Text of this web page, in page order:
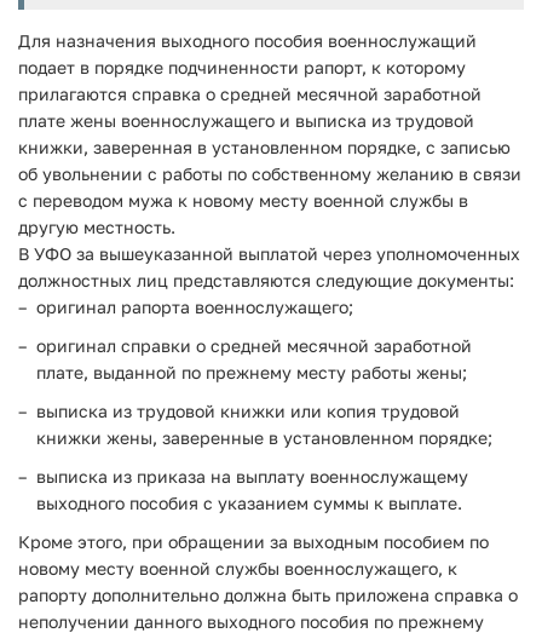
Для назначения выходного пособия военнослужащий
подает в порядке подчиненности рапорт, к которому
прилагаются справка о средней месячной заработной
плате жены военнослужащего и выписка из трудовой
книжки, заверенная в установленном порядке, с записью
об увольнении с работы по собственному желанию в связи
с переводом мужа к новому месту военной службы в
другую местность.
В УФО за вышеуказанной выплатой через уполномоченных
должностных лиц представляются следующие документы:
оригинал рапорта военнослужащего;
оригинал справки о средней месячной заработной
плате, выданной по прежнему месту работы жены;
выписка из трудовой книжки или копия трудовой
книжки жены, заверенные в установленном порядке;
выписка из приказа на выплату военнослужащему
выходного пособия с указанием суммы к выплате.
Кроме этого, при обращении за выходным пособием по
новому месту военной службы военнослужащего, к
рапорту дополнительно должна быть приложена справка о
неполучении данного выходного пособия по прежнему